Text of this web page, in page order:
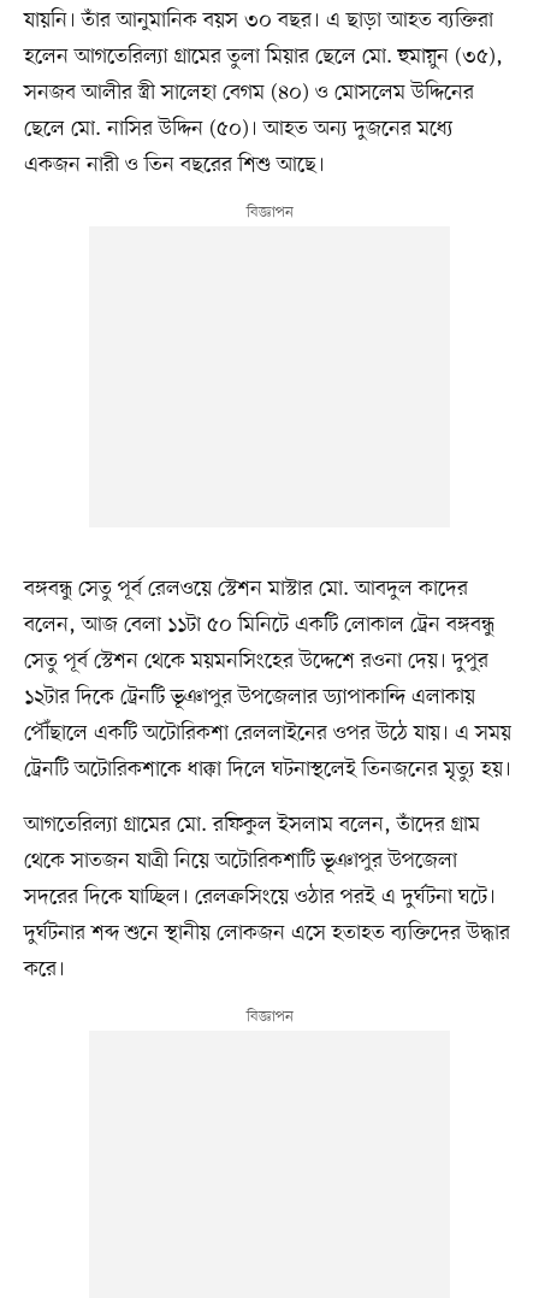
যায়নি। তাঁর আনুমানিক বয়স ৩০ বছর। এ ছাড়া আহত ব্যক্তিরা
হলেন আগতেরিল্যা গ্রামের তুলা মিয়ার ছেলে মো. হুমায়ুন (৩৫),
সনজব আলীর স্ত্রী সালেহা বেগম (৪০) ও মোসলেম উদ্দিনের
ছেলে মো. নাসির উদ্দিন (৫০)। আহত অন্য দুজনের মধ্যে
একজন নারী ও তিন বছরের শিশু আছে।
বঙ্গবন্ধু সেতু পূর্ব রেলওয়ে স্টেশন মাস্টার মো. আবদুল কাদের
বলেন, আজ বেলা ১১টা ৫০ মিনিটে একটি লোকাল ট্রেন বঙ্গবন্ধু
সেতু পূর্ব স্টেশন থেকে ময়মনসিংহের উদ্দেশে রওনা দেয়। দুপুর
১২টার দিকে ট্রেনটি ভূঞাপুর উপজেলার ড্যাপাকান্দি এলাকায়
পৌঁছালে একটি অটোরিকশা রেললাইনের ওপর উঠে যায়। এ সময়
ট্রেনটি অটোরিকশাকে ধাক্কা দিলে ঘটনাস্থলেই তিনজনের মৃত্যু হয়।
আগতেরিল্যা গ্রামের মো. রফিকুল ইসলাম বলেন, তাঁদের গ্রাম
থেকে সাতজন যাত্রী নিয়ে অটোরিকশাটি ভূঞাপুর উপজেলা
সদরের দিকে যাচ্ছিল। রেলক্রসিংয়ে ওঠার পরই এ দুর্ঘটনা ঘটে।
দুর্ঘটনার শব্দ শুনে স্থানীয় লোকজন এসে হতাহত ব্যক্তিদের উদ্ধার
করে।